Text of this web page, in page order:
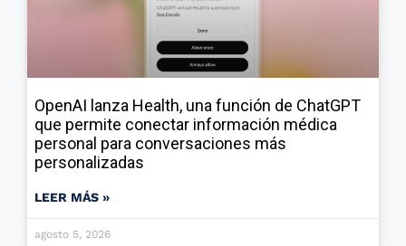
OpenAI lanza Health, una función de ChatGPT
que permite conectar información médica
personal para conversaciones más
personalizadas
LEER MÁS »
agosto 5, 2026